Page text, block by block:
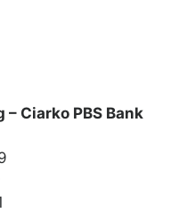
– Ciarko PBS Bank